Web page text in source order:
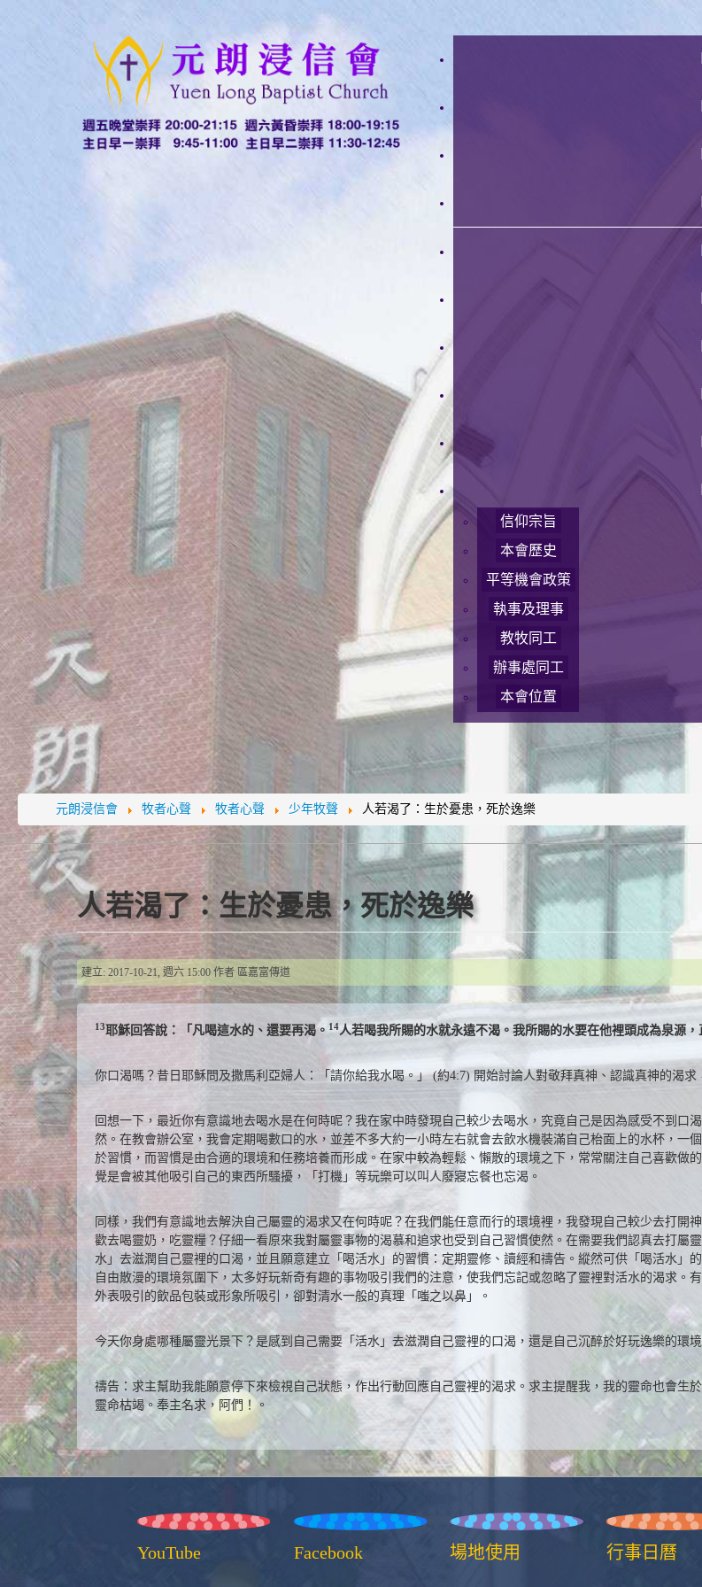
信仰宗旨
本會歷史
平等機會政策
執事及理事
教牧同工
辦事處同工
本會位置
元朗浸信會 牧者心聲 牧者心聲 少年牧聲 人若渴了：生於憂患，死於逸樂
人若渴了：生於憂患，死於逸樂
建立: 2017-10-21, 週六 15:00 作者 區嘉富傳道
13耶穌回答說：「凡喝這水的、還要再渴。14人若喝我所賜的水就永遠不渴。我所賜的水要在他裡頭成為泉源
你口渴嗎？昔日耶穌問及撒馬利亞婦人：「請你給我水喝。」 (約4:7) 開始討論人對敬拜真神、認識真神的渴
回想一下，最近你有意識地去喝水是在何時呢？我在家中時發現自己較少去喝水，究竟自己是因為感受不到
然。在教會辦公室，我會定期喝數口的水，並差不多大約一小時左右就會去飲水機裝滿自己枱面上的水杯，一
於習慣，而習慣是由合適的環境和任務培養而形成。在家中較為輕鬆、懶散的環境之下，常常關注自己喜歡
覺是會被其他吸引自己的東西所騷擾，「打機」等玩樂可以叫人廢寢忘餐也忘渴。
同樣，我們有意識地去解決自己屬靈的渴求又在何時呢？在我們能任意而行的環境裡，我發現自己較少去打
歡去喝靈奶，吃靈糧？仔細一看原來我對屬靈事物的渴慕和追求也受到自己習慣使然。在需要我們認真去打屬
水」去滋潤自己靈裡的口渴，並且願意建立「喝活水」的習慣：定期靈修、讀經和禱告。縱然可供「喝活水」
自由散漫的環境氛圍下，太多好玩新奇有趣的事物吸引我們的注意，使我們忘記或忽略了靈裡對活水的渴求
外表吸引的飲品包裝或形象所吸引，卻對清水一般的真理「嗤之以鼻」。
今天你身處哪種屬靈光景下？是感到自己需要「活水」去滋潤自己靈裡的口渴，還是自己沉醉於好玩逸樂的環
禱告：求主幫助我能願意停下來檢視自己狀態，作出行動回應自己靈裡的渴求。求主提醒我，我的靈命也會生
靈命枯竭。奉主名求，阿們！。
YouTube Facebook 場地使用 行事日曆